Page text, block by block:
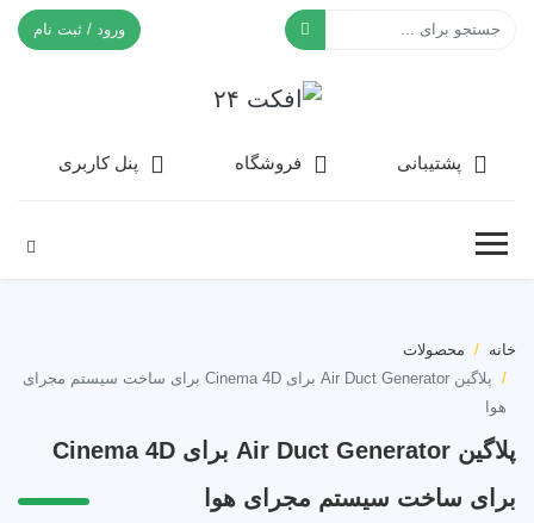
ورود / ثبت نام
پشتیبانی فروشگاه پنل کاربری
خانه
محصولات
پلاگین Air Duct Generator برای Cinema 4D برای ساخت سیستم مجرای
هوا
پلاگین Air Duct Generator برای Cinema 4D
برای ساخت سیستم مجرای هوا